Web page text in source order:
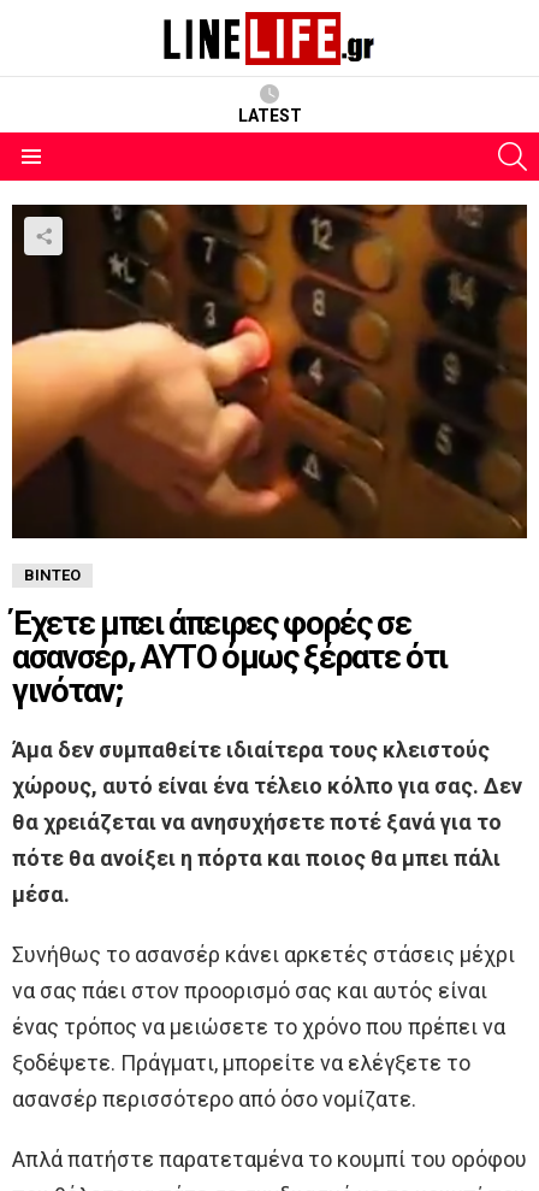
LATEST
ΒΊΝΤΕΟ
Έχετε μπει άπειρες φορές σε
ασανσέρ, ΑΥΤΟ όμως ξέρατε ότι
γινόταν;
Άμα δεν συμπαθείτε ιδιαίτερα τους κλειστούς
χώρους, αυτό είναι ένα τέλειο κόλπο για σας. Δεν
θα χρειάζεται να ανησυχήσετε ποτέ ξανά για το
πότε θα ανοίξει η πόρτα και ποιος θα μπει πάλι
μέσα.
Συνήθως το ασανσέρ κάνει αρκετές στάσεις μέχρι
να σας πάει στον προορισμό σας και αυτός είναι
ένας τρόπος να μειώσετε το χρόνο που πρέπει να
ξοδέψετε. Πράγματι, μπορείτε να ελέγξετε το
ασανσέρ περισσότερο από όσο νομίζατε.
Απλά πατήστε παρατεταμένα το κουμπί του ορόφου